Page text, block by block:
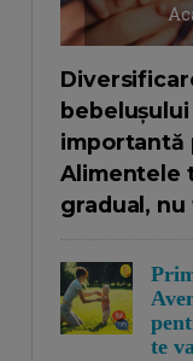
importantă
Alimentele
gradual,
te